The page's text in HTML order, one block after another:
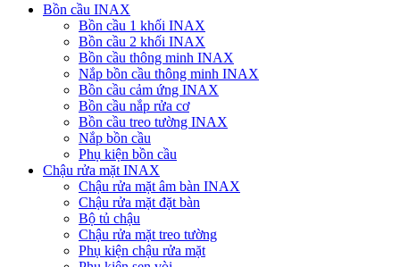
Bồn cầu INAX
Bồn cầu 1 khối INAX
Bồn cầu 2 khối INAX
Bồn cầu thông minh INAX
Nắp bồn cầu thông minh INAX
Bồn cầu cảm ứng INAX
Bồn cầu nắp rửa cơ
Bồn cầu treo tường INAX
Nắp bồn cầu
Phụ kiện bồn cầu
Chậu rửa mặt INAX
Chậu rửa mặt âm bàn INAX
Chậu rửa mặt đặt bàn
Bộ tủ chậu
Chậu rửa mặt treo tường
Phụ kiện chậu rửa mặt